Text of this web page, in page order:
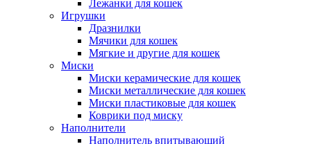
Лежанки для кошек
Игрушки
Дразнилки
Мячики для кошек
Мягкие и другие для кошек
Миски
Миски керамические для кошек
Миски металлические для кошек
Миски пластиковые для кошек
Коврики под миску
Наполнители
Наполнитель впитывающий